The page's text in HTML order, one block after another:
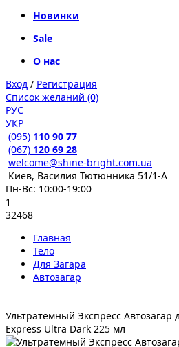
Новинки
Sale
О нас
Вход / Регистрация
Список желаний (0)
РУС
УКР
(095) 110 90 77
(067) 120 69 28
welcome@shine-bright.com.ua
Киев, Василия Тютюнника 51/1-А
Пн-Вс: 10:00-19:00
1
32468
Главная
Тело
Для Загара
Автозагар
Ультратемный Экспресс Автозагар
Express Ultra Dark 225 мл